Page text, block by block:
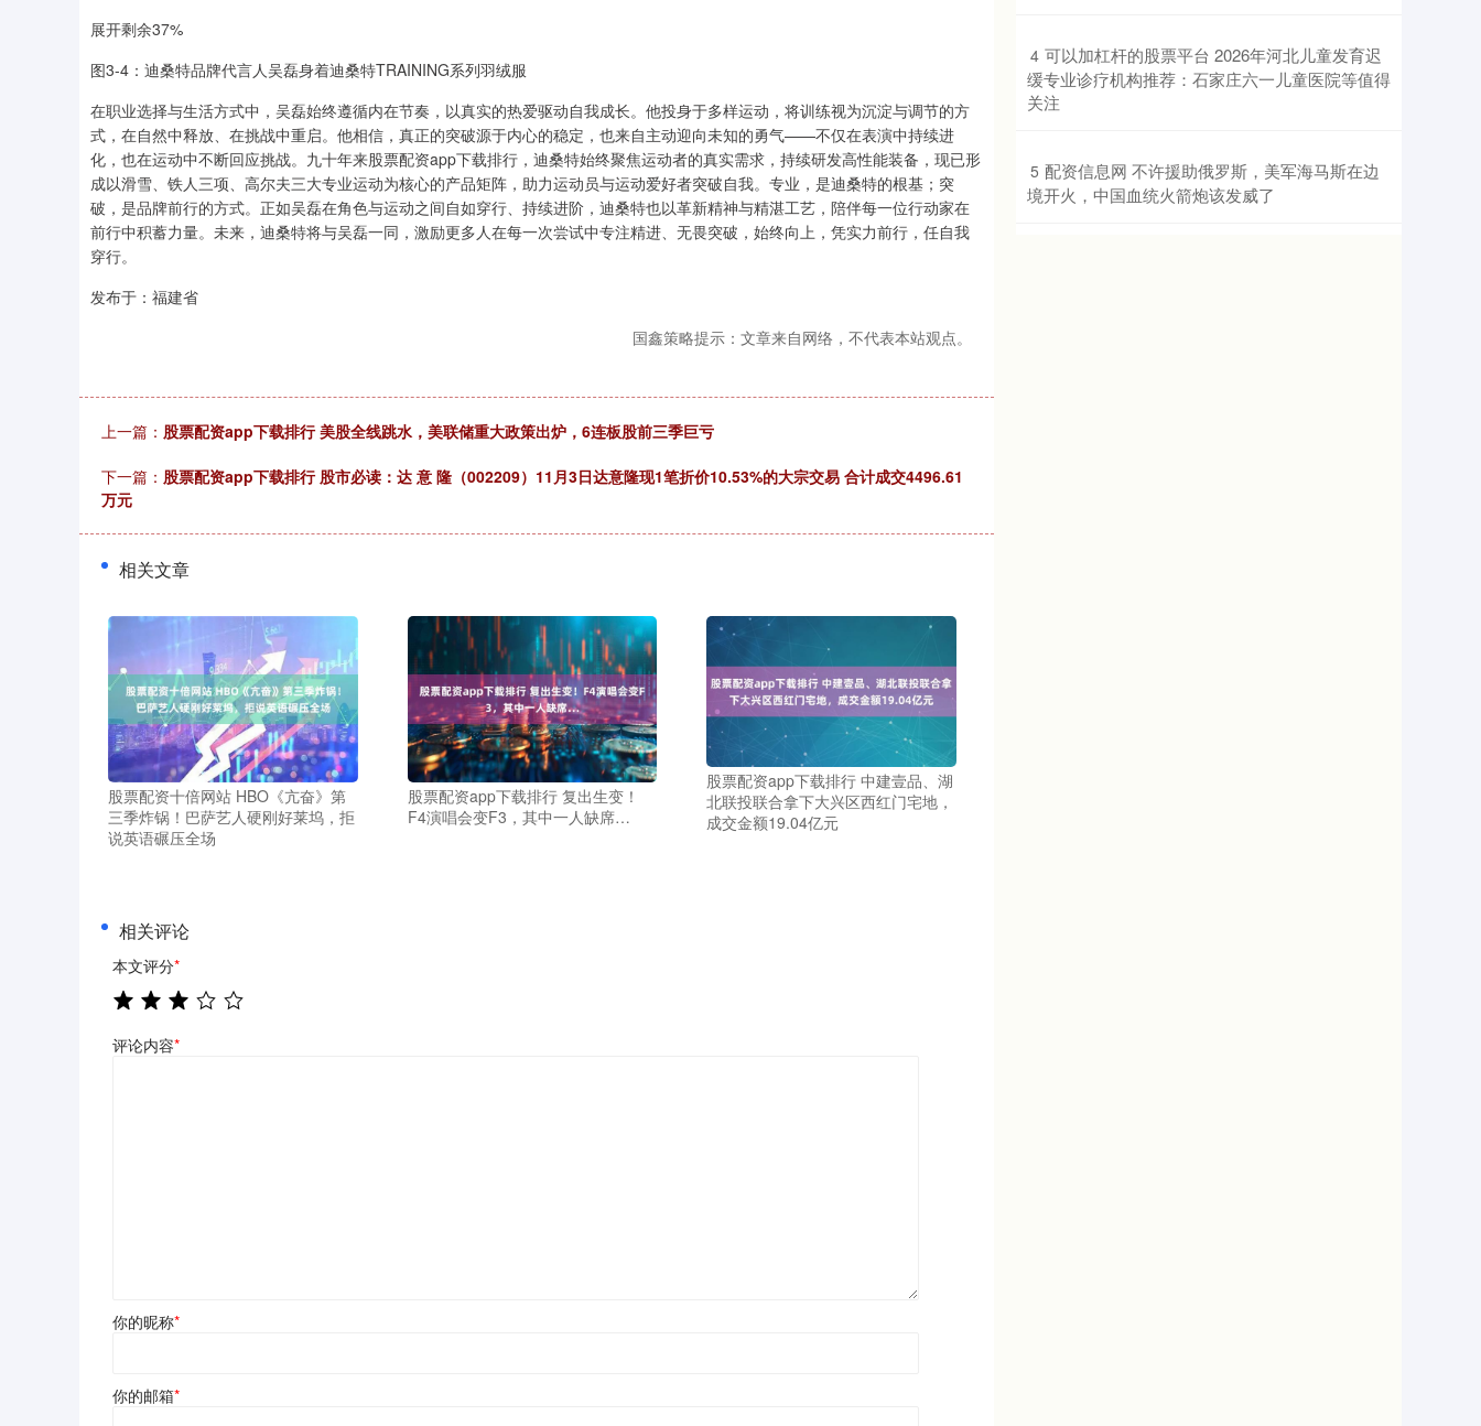
展开剩余37%
图3-4：迪桑特品牌代言人吴磊身着迪桑特TRAINING系列羽绒服
在职业选择与生活方式中，吴磊始终遵循内在节奏，以真实的热爱驱动自我成长。他投身于多样运动，将训练视为沉淀与调节的方
式，在自然中释放、在挑战中重启。他相信，真正的突破源于内心的稳定，也来自主动迎向未知的勇气——不仅在表演中持续进
化，也在运动中不断回应挑战。九十年来股票配资app下载排行，迪桑特始终聚焦运动者的真实需求，持续研发高性能装备，现已形
成以滑雪、铁人三项、高尔夫三大专业运动为核心的产品矩阵，助力运动员与运动爱好者突破自我。专业，是迪桑特的根基；突
破，是品牌前行的方式。正如吴磊在角色与运动之间自如穿行、持续进阶，迪桑特也以革新精神与精湛工艺，陪伴每一位行动家在
前行中积蓄力量。未来，迪桑特将与吴磊一同，激励更多人在每一次尝试中专注精进、无畏突破，始终向上，凭实力前行，任自我
穿行。
发布于：福建省
国鑫策略提示：文章来自网络，不代表本站观点。
上一篇： 股票配资app下载排行 美股全线跳水，美联储重大政策出炉，6连板股前三季巨亏
下一篇： 股票配资app下载排行 股市必读：达 意 隆（002209）11月3日达意隆现1笔折价10.53%的大宗交易 合计成交4496.61
万元
相关文章
股票配资十倍网站 HBO《亢奋》第
三季炸锅！巴萨艺人硬刚好莱坞，拒
说英语碾压全场
股票配资app下载排行 复出生变！
F4演唱会变F3，其中一人缺席…
股票配资app下载排行 中建壹品、湖
北联投联合拿下大兴区西红门宅地，
成交金额19.04亿元
相关评论
本文评分*
评论内容*
你的昵称*
你的邮箱*
4 ​可以加杠杆的股票平台 2026年河北儿童发育迟
缓专业诊疗机构推荐：石家庄六一儿童医院等值得
关注
5 ​配资信息网 不许援助俄罗斯，美军海马斯在边
境开火，中国血统火箭炮该发威了